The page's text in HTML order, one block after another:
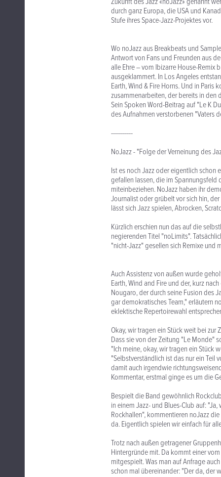
durch ganz Europa, die USA und
Stufe ihres Space-Jazz-Projektes vor.
Wo noJazz aus Breakbeats und
Antwort von Fans und Freunden aus
alle Ehre – vom Ibizarre House-Remix
ausgeklammert. In Los Angeles
Earth, Wind & Fire Horns. Und in
zusammenarbeiten, der bereits in den
Sein Spoken Word-Beitrag auf "Le K
des Aufnahmen verstorbenen "Vaters
-----------
NoJazz - "Folge der Verneinung des
Ist es noch Jazz oder eigentlich schon
gefallen lassen, die im Spannungsfeld
miteinbeziehen. NoJazz haben ihr
Journalist oder grübelt vor sich hin,
lässt sich Jazz spielen, Abrocken,
Kürzlich erschien nun das auf die
negierenden Titel "noLimits".
"nicht-Jazz" gesellen sich Remixe und
Auch Assistenz von außen wurde
Earth, Wind and Fire und der, kurz
Nougaro, der durch seine Fusion des
gar demokratisches Team," erläutern
eklektische Repertoirewahl
Okay, wir tragen ein Stück weit bei zur
Dass sie von der Zeitung "Le Monde"
"Ich meine, okay, wir tragen ein Stück
"Selbstverständlich ist das nur ein Teil
damit auch irgendwie
Kommentar, erstmal ginge es um die
Bespielt die Band gewöhnlich
in einem Jazz- und Blues-Club auf:
Rockhallen", kommentieren noJazz
da. Eigentlich spielen wir einfach für
Trotz nach außen getragener
Hintergründe mit. Da kommt einer
mitgespielt. Was man auf Anfrage
schon mal übereinander: "Der da, der